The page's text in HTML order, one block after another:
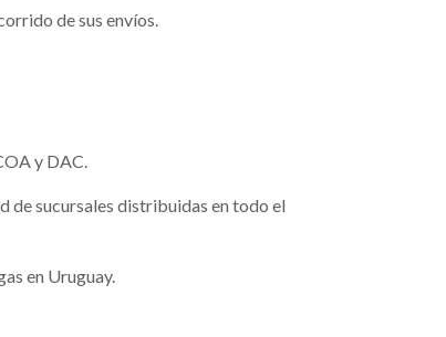
de sus envíos.
y DAC.
de sucursales distribuidas en todo el
en Uruguay.